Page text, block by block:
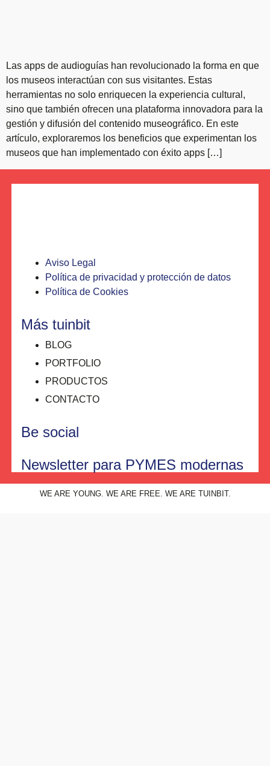
Las apps de audioguías han revolucionado la forma en que
los museos interactúan con sus visitantes. Estas
herramientas no solo enriquecen la experiencia cultural,
sino que también ofrecen una plataforma innovadora para la
gestión y difusión del contenido museográfico. En este
artículo, exploraremos los beneficios que experimentan los
museos que han implementado con éxito apps […]
Aviso Legal
Política de privacidad y protección de datos
Política de Cookies
Más tuinbit
BLOG
PORTFOLIO
PRODUCTOS
CONTACTO
Be social
Newsletter para PYMES modernas
WE ARE YOUNG. WE ARE FREE. WE ARE TUINBIT.